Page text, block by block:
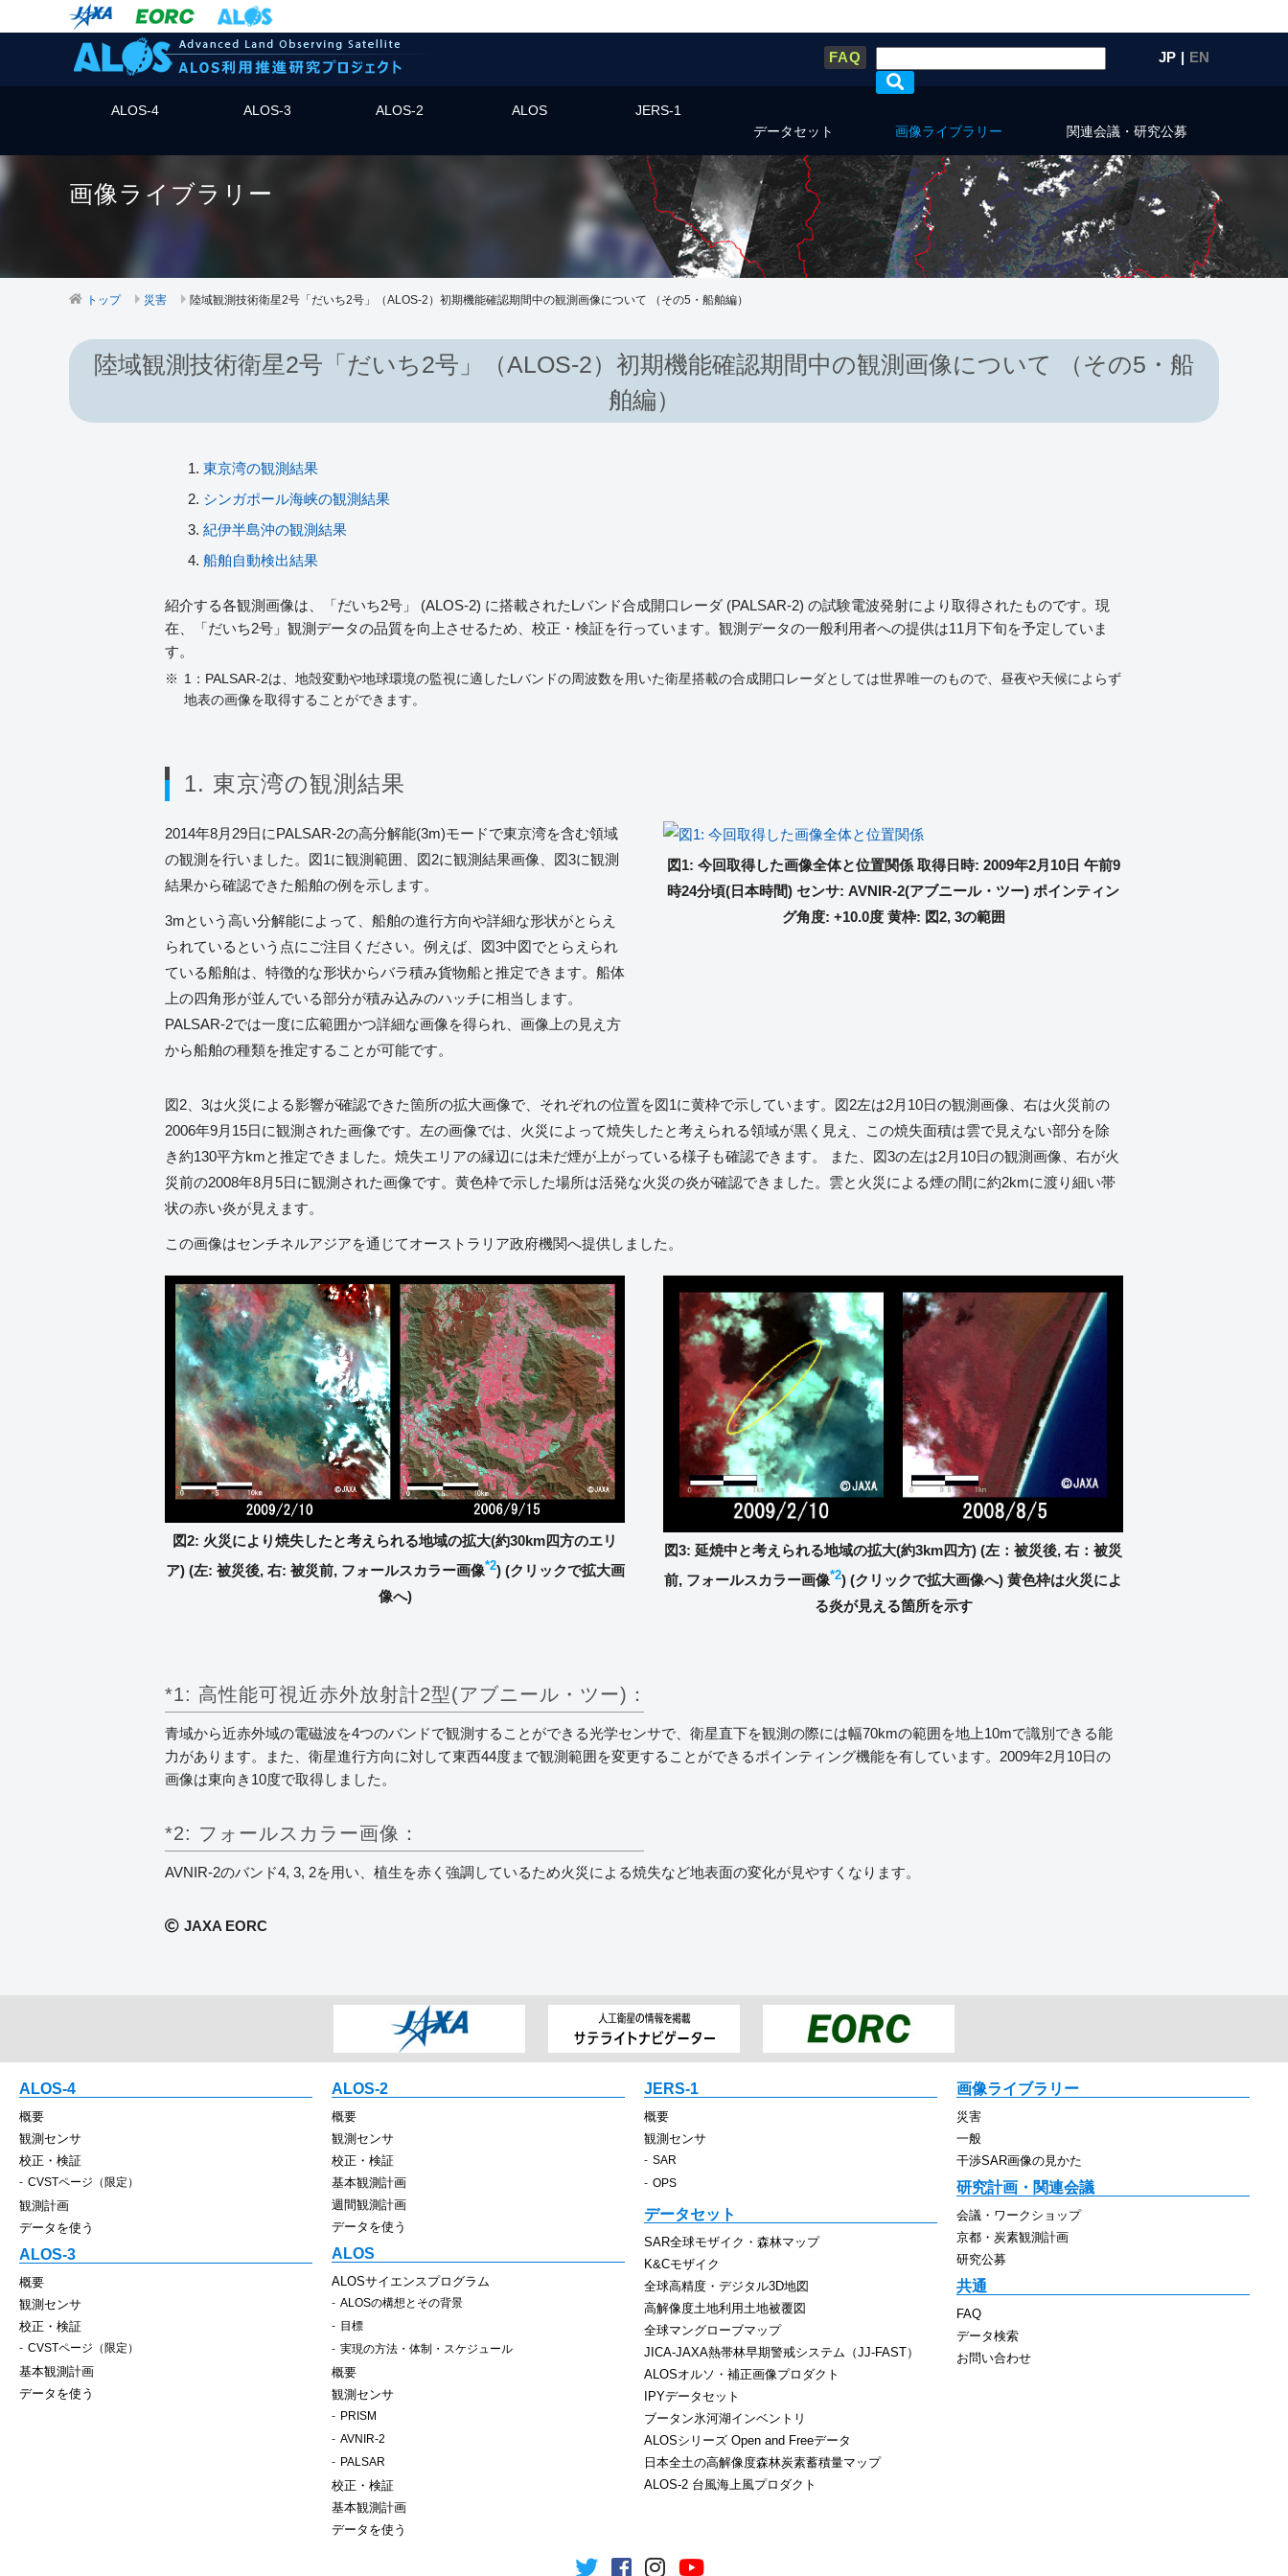
JP | EN
FAQ
ALOS-4 ALOS-3 ALOS-2 ALOS
JERS-1
データセット
画像ライブラリー 関連会議・研究公募
画像ライブラリー
トップ 災害 陸域観測技術衛星2号「だいち2号」（ALOS-2）初期機能確認期間中の観測画像について （その5・船舶編）
陸域観測技術衛星2号「だいち2号」（ALOS-2）初期機能確認期間中の観測画像について （その5・船
舶編）
東京湾の観測結果
シンガポール海峡の観測結果
紀伊半島沖の観測結果
船舶自動検出結果
紹介する各観測画像は、「だいち2号」 (ALOS-2) に搭載されたLバンド合成開口レーダ (PALSAR-2) の試験電波発射により取得されたものです。現
在、「だいち2号」観測データの品質を向上させるため、校正・検証を行っています。観測データの一般利用者への提供は11月下旬を予定していま
す。
1：PALSAR-2は、地殻変動や地球環境の監視に適したLバンドの周波数を用いた衛星搭載の合成開口レーダとしては世界唯一のもので、昼夜や天候によらず
地表の画像を取得することができます。
1. 東京湾の観測結果
2014年8月29日にPALSAR-2の高分解能(3m)モードで東京湾を含む領域
の観測を行いました。図1に観測範囲、図2に観測結果画像、図3に観測
結果から確認できた船舶の例を示します。
3mという高い分解能によって、船舶の進行方向や詳細な形状がとらえ
られているという点にご注目ください。例えば、図3中図でとらえられ
ている船舶は、特徴的な形状からバラ積み貨物船と推定できます。船体
上の四角形が並んでいる部分が積み込みのハッチに相当します。
PALSAR-2では一度に広範囲かつ詳細な画像を得られ、画像上の見え方
から船舶の種類を推定することが可能です。
図1: 今回取得した画像全体と位置関係 取得日時: 2009年2月10日 午前9
時24分頃(日本時間) センサ: AVNIR-2(アブニール・ツー) ポインティン
グ角度: +10.0度 黄枠: 図2, 3の範囲
図2、3は火災による影響が確認できた箇所の拡大画像で、それぞれの位置を図1に黄枠で示しています。図2左は2月10日の観測画像、右は火災前の
2006年9月15日に観測された画像です。左の画像では、火災によって焼失したと考えられる領域が黒く見え、この焼失面積は雲で見えない部分を除
き約130平方kmと推定できました。焼失エリアの縁辺には未だ煙が上がっている様子も確認できます。 また、図3の左は2月10日の観測画像、右が火
災前の2008年8月5日に観測された画像です。黄色枠で示した場所は活発な火災の炎が確認できました。雲と火災による煙の間に約2kmに渡り細い帯
状の赤い炎が見えます。
この画像はセンチネルアジアを通じてオーストラリア政府機関へ提供しました。
図2: 火災により焼失したと考えられる地域の拡大(約30km四方のエリ
ア) (左: 被災後, 右: 被災前, フォールスカラー画像*2) (クリックで拡大画
像へ)
図3: 延焼中と考えられる地域の拡大(約3km四方) (左：被災後, 右：被災
前, フォールスカラー画像*2) (クリックで拡大画像へ) 黄色枠は火災によ
る炎が見える箇所を示す
*1: 高性能可視近赤外放射計2型(アブニール・ツー)：
青域から近赤外域の電磁波を4つのバンドで観測することができる光学センサで、衛星直下を観測の際には幅70kmの範囲を地上10mで識別できる能
力があります。また、衛星進行方向に対して東西44度まで観測範囲を変更することができるポインティング機能を有しています。2009年2月10日の
画像は東向き10度で取得しました。
*2: フォールスカラー画像：
AVNIR-2のバンド4, 3, 2を用い、植生を赤く強調しているため火災による焼失など地表面の変化が見やすくなります。
JAXA EORC
ALOS-4
概要
観測センサ
校正・検証
CVSTページ（限定）
観測計画
データを使う
ALOS-3
概要
観測センサ
校正・検証
CVSTページ（限定）
基本観測計画
データを使う
ALOS-2
概要
観測センサ
校正・検証
基本観測計画
週間観測計画
データを使う
ALOS
ALOSサイエンスプログラム
ALOSの構想とその背景
目標
実現の方法・体制・スケジュール
概要
観測センサ
PRISM
AVNIR-2
PALSAR
校正・検証
基本観測計画
データを使う
JERS-1
概要
観測センサ
SAR
OPS
データセット
SAR全球モザイク・森林マップ
K&Cモザイク
全球高精度・デジタル3D地図
高解像度土地利用土地被覆図
全球マングローブマップ
JICA-JAXA熱帯林早期警戒システム（JJ-FAST）
ALOSオルソ・補正画像プロダクト
IPYデータセット
ブータン氷河湖インベントリ
ALOSシリーズ Open and Freeデータ
日本全土の高解像度森林炭素蓄積量マップ
ALOS-2 台風海上風プロダクト
画像ライブラリー
災害
一般
干渉SAR画像の見かた
研究計画・関連会議
会議・ワークショップ
京都・炭素観測計画
研究公募
共通
FAQ
データ検索
お問い合わせ